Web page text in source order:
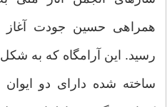
رسید. این آرامگاه که به
ساخته شده دارای دو ایوان